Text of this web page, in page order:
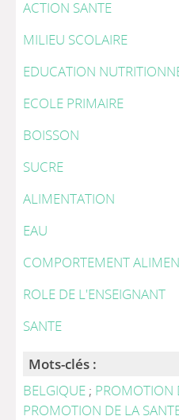
ACTION SANTE
MILIEU SCOLAIRE
EDUCATION
ECOLE PRIMAIRE
BOISSON
SUCRE
ALIMENTATION
EAU
COMPORTEMENT
ROLE DE L'ENSEIGNANT
SANTE
Mots-clés :
BELGIQUE ; PROMOTION
PROMOTION DE LA